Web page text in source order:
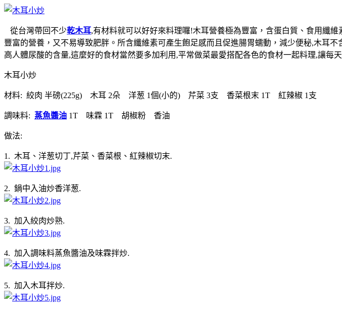
從台灣帶回不少乾木耳,有材料就可以好好來料理囉!木耳營養極為豐富，含蛋白質、食用纖
豐富的營養，又不易導致肥胖。所含纖維素可產生飽足感而且促進腸胃蠕動，減少便秘,木耳
高人體尿酸的含量,這麼好的食材當然要多加利用,平常做菜最愛搭配各色的食材一起料理,讓每
木耳小炒
材料: 絞肉 半磅(225g) 木耳 2朵 洋葱 1個(小的) 芹菜 3支 香菜根末 1T 紅辣椒 1支
調味料: 蒸魚醬油 1T 味霖 1T 胡椒粉 香油
做法:
1. 木耳、洋葱切丁,芹菜、香菜根、紅辣椒切末.
2. 鍋中入油炒香洋葱.
3. 加入絞肉炒熟.
4. 加入調味料蒸魚醬油及味霖拌炒.
5. 加入木耳拌炒.